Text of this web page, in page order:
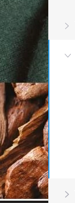
r
a
n
n
í
p